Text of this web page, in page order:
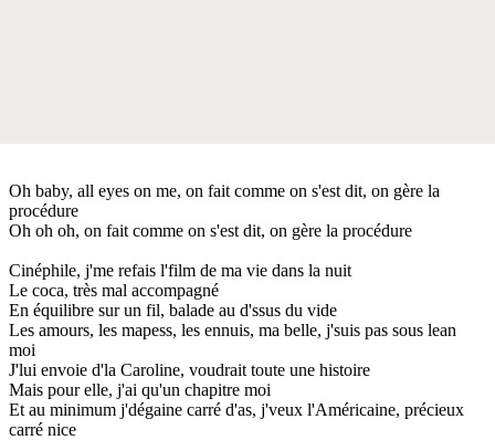
Oh baby, all eyes on me, on fait comme on s'est dit, on gère la
procédure
Oh oh oh, on fait comme on s'est dit, on gère la procédure
Cinéphile, j'me refais l'film de ma vie dans la nuit
Le coca, très mal accompagné
En équilibre sur un fil, balade au d'ssus du vide
Les amours, les mapess, les ennuis, ma belle, j'suis pas sous lean
moi
J'lui envoie d'la Caroline, voudrait toute une histoire
Mais pour elle, j'ai qu'un chapitre moi
Et au minimum j'dégaine carré d'as, j'veux l'Américaine, précieux
carré nice